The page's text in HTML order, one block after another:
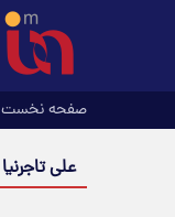
صفحه نخست
علی تاجرنیا